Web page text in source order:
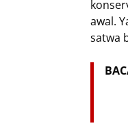
awal.
satwa